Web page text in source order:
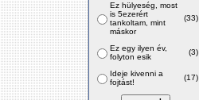
Ez hülyeség, most
is 5ezerért
tankoltam, mint
máskor
(33)
Ez egy ilyen év,
folyton esik
(3)
Ideje kivenni a
fojtást!
(17)